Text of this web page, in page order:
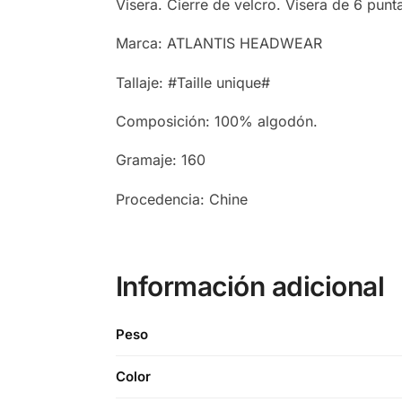
Visera. Cierre de velcro. Visera de 6
Marca: ATLANTIS HEADWEAR
Tallaje: #Taille unique#
Composición: 100% algodón.
Gramaje: 160
Procedencia: Chine
Información adicional
Peso
Color